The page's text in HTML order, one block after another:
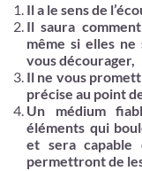
Il a le sens de
Il saura
même si elles
vous décourager,
Il ne vous
précise au point
Un médium
éléments qui
et sera capable
permettront de